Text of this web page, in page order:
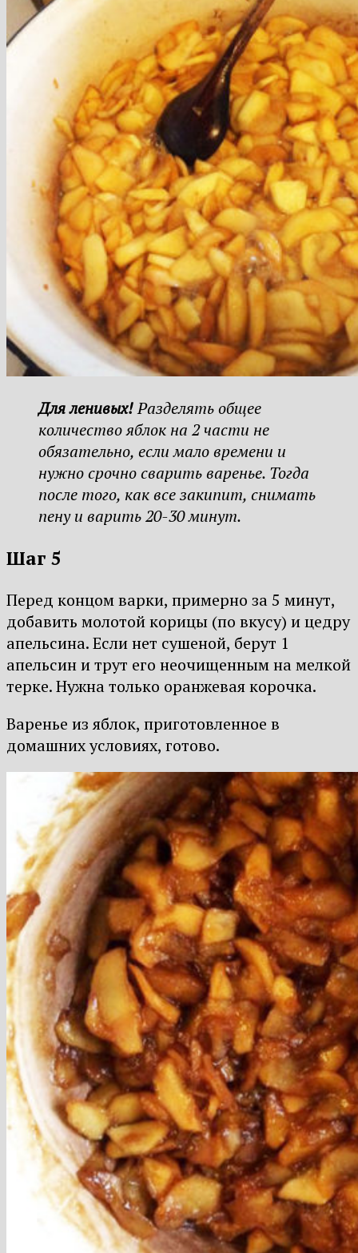
Для ленивых!Разделять общее
количество яблок на 2 части не
обязательно, если мало времени и
нужно срочно сварить варенье. Тогда
после того, как все закипит, снимать
пену и варить 20-30 минут.
Шаг 5
Перед концом варки, примерно за 5 минут,
добавить молотой корицы (по вкусу) и цедру
апельсина. Если нет сушеной, берут 1
апельсин и трут его неочищенным на мелкой
терке. Нужна только оранжевая корочка.
Варенье из яблок, приготовленное в
домашних условиях, готово.